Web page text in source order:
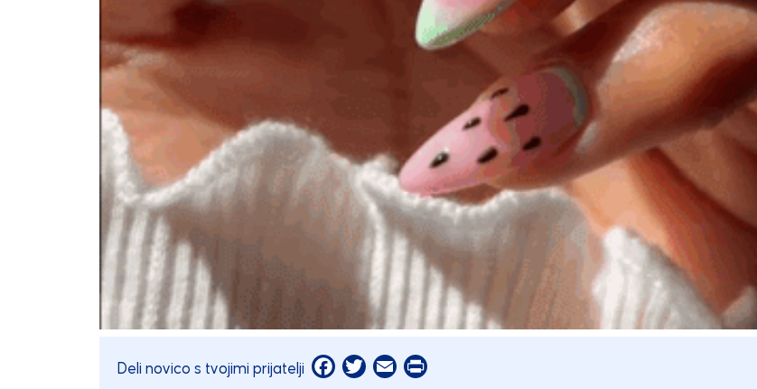
Deli novico s tvojimi prijatelji Facebook
Twitter
EmailPrint